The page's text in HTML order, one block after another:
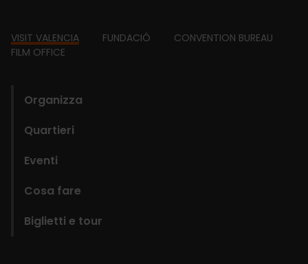
Footer
VISIT VALENCIA FUNDACIÓ
CONVENTION BUREAU
FILM OFFICE
Organizza
Quartieri
Eventi
Cosa fare
Biglietti e tour